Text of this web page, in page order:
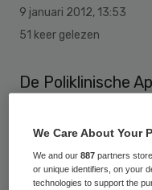
9 januari 2012, 13:53
51 keer gelezen
De Poliklinische
een nieuwe
zich in een
hoofdingang
We Care About Your
We and our887 partners
or unique identifiers, on your
technologies to support the